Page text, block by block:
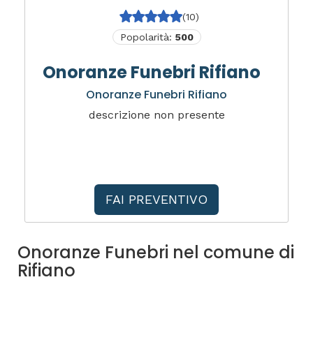
(10)
Popolarità: 500
Onoranze Funebri Rifiano
Onoranze Funebri Rifiano
descrizione non presente
FAI PREVENTIVO
Onoranze Funebri nel comune di
Rifiano